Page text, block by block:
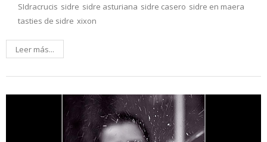
SIdracrucis sidre sidre asturiana sidre casero sidre en maera
tasties de sidre xixon
Leer más...